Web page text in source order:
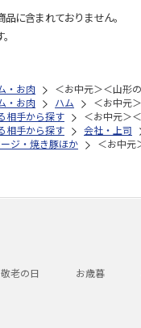
に含まれておりません。
・お肉
＜お中元＞＜山形
・お肉 ハム
＜お中元
相手から探す
＜お中元＞
相手から探す 会社・上司
ジ・焼き豚ほか ＜お中元
敬老の日 お歳暮